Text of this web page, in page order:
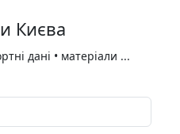
Києва
дані • матеріали ...